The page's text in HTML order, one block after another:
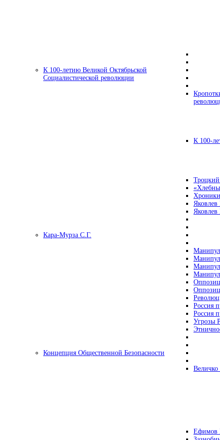
К 100-летию Великой Октябрьской
Социалистической революции
К 100-
Кара-Мурза С.Г.
Россия
Россия
Угрозы
Концепция Общественной Безопасности
Ефимов